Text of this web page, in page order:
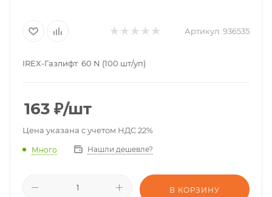
Артикул: 936535
IREX-Газлифт 60 N (100 шт/уп)
163 ₽/шт
Цена указана с учетом НДС 22%
Много Нашли дешевле?
В КОРЗИНУ